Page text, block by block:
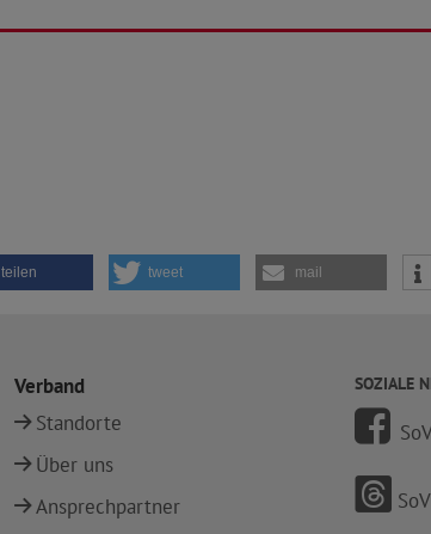
teilen tweet mail
Verband
Standorte
Über uns
Ansprechpartner
SOZIALE